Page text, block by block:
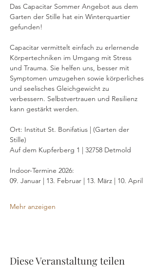
Das Capacitar Sommer Angebot aus dem
Garten der Stille hat ein Winterquartier
gefunden!
Capacitar vermittelt einfach zu erlernende
Körpertechniken im Umgang mit Stress
und Trauma. Sie helfen uns, besser mit
Symptomen umzugehen sowie körperliches
und seelisches Gleichgewicht zu
verbessern. Selbstvertrauen und Resilienz
kann gestärkt werden.
Ort: Institut St. Bonifatius | (Garten der
Stille)
Auf dem Kupferberg 1 | 32758 Detmold
Indoor-Termine 2026:
09. Januar | 13. Februar | 13. März | 10. April
Mehr anzeigen
Diese Veranstaltung teilen